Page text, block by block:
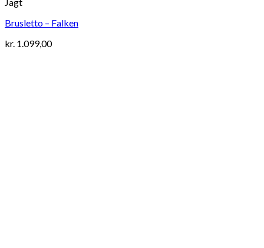
Brusletto – Falken
kr. 1.099,00